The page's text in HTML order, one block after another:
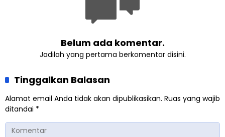
Belum ada komentar.
Jadilah yang pertama berkomentar disini.
Tinggalkan Balasan
Alamat email Anda tidak akan dipublikasikan. Ruas yang wajib
ditandai *